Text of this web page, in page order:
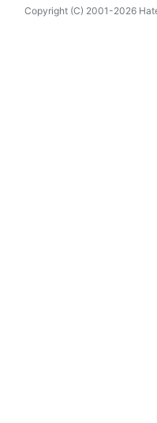
Copyright (C) 2001-2026